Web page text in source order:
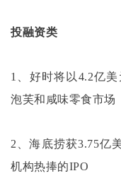
投融资类
1、好时将以4.2亿美
泡芙和咸味零食市场
2、海底捞获3.75亿
机构热捧的IPO